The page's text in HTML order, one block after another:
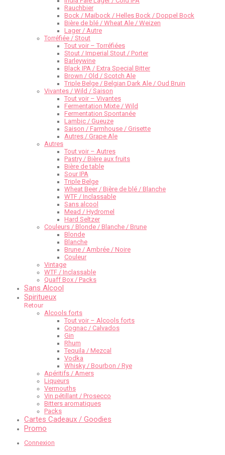
Rauchbier
Bock / Maibock / Helles Bock / Doppel Bock
Bière de blé / Wheat Ale / Weizen
Lager / Autre
Torréfiée / Stout
Tout voir – Torréfiées
Stout / Imperial Stout / Porter
Barleywine
Black IPA / Extra Special Bitter
Brown / Old / Scotch Ale
Triple Belge / Belgian Dark Ale / Oud Bruin
Vivantes / Wild / Saison
Tout voir – Vivantes
Fermentation Mixte / Wild
Fermentation Spontanée
Lambic / Gueuze
Saison / Farmhouse / Grisette
Autres / Grape Ale
Autres
Tout voir – Autres
Pastry / Bière aux fruits
Bière de table
Sour IPA
Triple Belge
Wheat Beer / Bière de blé / Blanche
WTF / Inclassable
Sans alcool
Mead / Hydromel
Hard Seltzer
Couleurs / Blonde / Blanche / Brune
Blonde
Blanche
Brune / Ambrée / Noire
Couleur
Vintage
WTF / Inclassable
Quaff Box / Packs
Sans Alcool
Spiritueux
Retour
Alcools forts
Tout voir – Alcools forts
Cognac / Calvados
Gin
Rhum
Tequila / Mezcal
Vodka
Whisky / Bourbon / Rye
Apéritifs / Amers
Liqueurs
Vermouths
Vin pétillant / Prosecco
Bitters aromatiques
Packs
Cartes Cadeaux / Goodies
Promo
Connexion